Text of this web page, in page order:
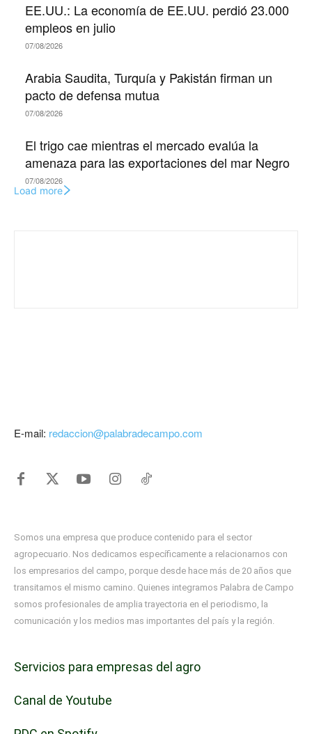
EE.UU.: La economía de EE.UU. perdió 23.000
empleos en julio
07/08/2026
Arabia Saudita, Turquía y Pakistán firman un
pacto de defensa mutua
07/08/2026
El trigo cae mientras el mercado evalúa la
amenaza para las exportaciones del mar Negro
07/08/2026
Load more
E-mail: redaccion@palabradecampo.com
Somos una empresa que produce contenido para el sector
agropecuario. Nos dedicamos específicamente a relacionarnos con
los empresarios del campo, porque desde hace más de 20 años que
transitamos el mismo camino. Quienes integramos Palabra de Campo
somos profesionales de amplia trayectoria en el periodismo, la
comunicación y los medios mas importantes del país y la región.
Servicios para empresas del agro
Canal de Youtube